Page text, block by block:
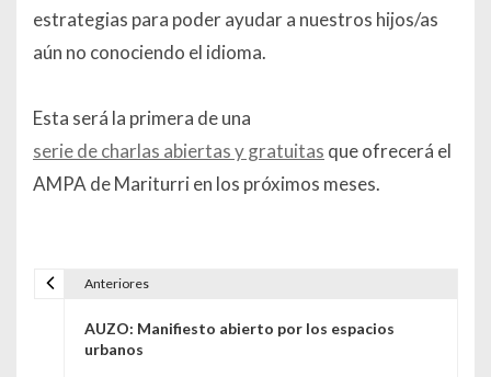
estrategias para poder ayudar a nuestros hijos/as
aún no conociendo el idioma.
Esta será la primera de una
serie de charlas abiertas y gratuitas que ofrecerá el
AMPA de Mariturri en los próximos meses.
Anteriores
AUZO: Manifiesto abierto por los espacios
urbanos